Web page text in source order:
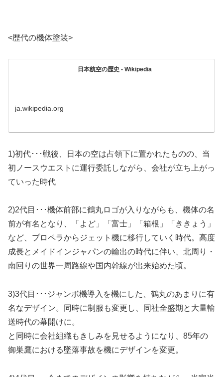
<歴代の機体塗装>
日本航空の歴史 - Wikipedia
ja.wikipedia.org
1)初代･･･戦後、日本の空は占領下に置かれたものの、当
初ノースウエストに運行委託しながら、会社が立ち上がっ
ていった時代
2)2代目･･･機体前部に鶴丸ロゴが入りながらも、機体の名
前が有名となり、「よど」「富士」「箱根」「ききょう」
など、プロペラからジェット機に移行していく時代。高度
成長とメイドインジャパンの輸出の時代に伴い、北周り・
南回りの世界一周路線や国内幹線が出来始めた頃。
3)3代目･･･ジャンボ機導入を機にした、鶴丸のあまりに有
名なデザイン。同時に制服も変更し、同社全盛期と大量輸
送時代の幕開けに。
と同時に会社組織もきしみを見せるようになり、85年の
御巣鷹における墜落事故を機にデザインを変更。